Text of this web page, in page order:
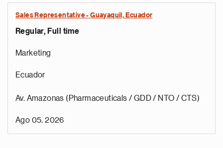
Sales Representative - Guayaquil, Ecuador
Regular, Full time
Marketing
Ecuador
Av. Amazonas (Pharmaceuticals / GDD / NTO / CTS)
Ago 05, 2026